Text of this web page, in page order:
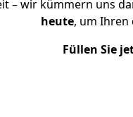
– wir kümmern uns
heute, um Ihren
Füllen Sie